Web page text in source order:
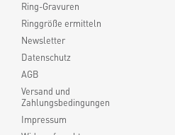
Ring-Gravuren
Ringgröße ermitteln
Newsletter
Datenschutz
AGB
Versand und
Zahlungsbedingungen
Impressum